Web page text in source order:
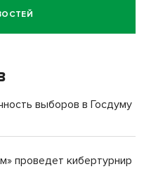
за смерть
выборов в Госдуму
проведет кибертурнир